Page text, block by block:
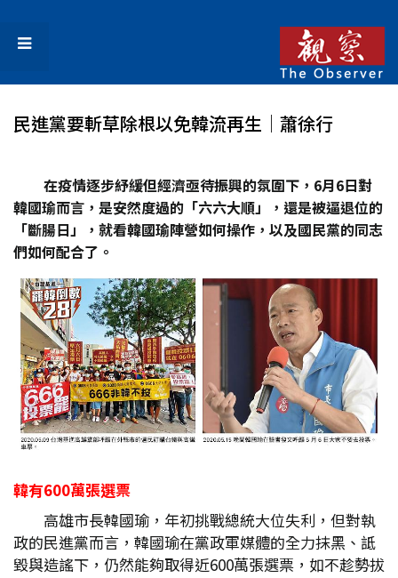
民進黨要斬草除根以免韓流再生│蕭徐行
在疫情逐步紓緩但經濟亟待振興的氛圍下，6月6日對
韓國瑜而言，是安然度過的「六六大順」，還是被逼退位的
「斷腸日」，就看韓國瑜陣營如何操作，以及國民黨的同志
們如何配合了。
韓有600萬張選票
高雄市長韓國瑜，年初挑戰總統大位失利，但對執
政的民進黨而言，韓國瑜在黨政軍媒體的全力抹黑、詆
毀與造謠下，仍然能夠取得近600萬張選票，如不趁勢拔